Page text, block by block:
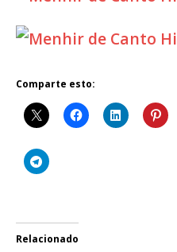
Comparte esto:
Relacionado